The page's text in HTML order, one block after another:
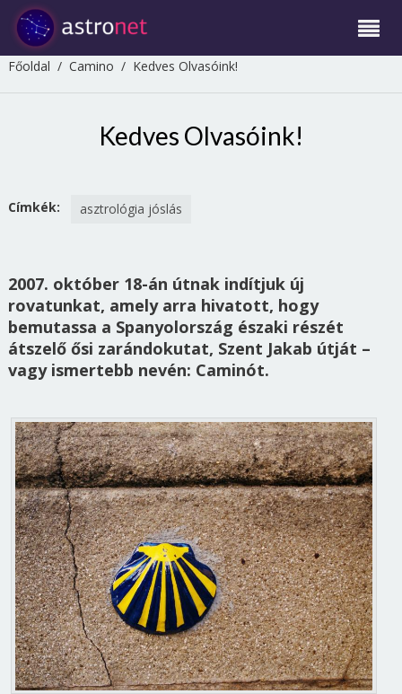
Főoldal / Camino / Kedves Olvasóink!
Kedves Olvasóink!
Címkék: asztrológia jóslás
2007. október 18-án útnak indítjuk új
rovatunkat, amely arra hivatott, hogy
bemutassa a Spanyolország északi részét
átszelő ősi zarándokutat, Szent Jakab útját –
vagy ismertebb nevén: Caminót.